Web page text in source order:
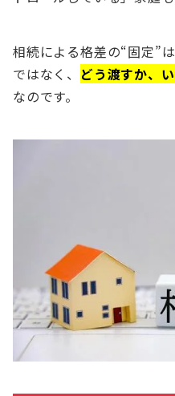
相続による格差の“固定”
ではなく、 どう渡すか、
なのです。